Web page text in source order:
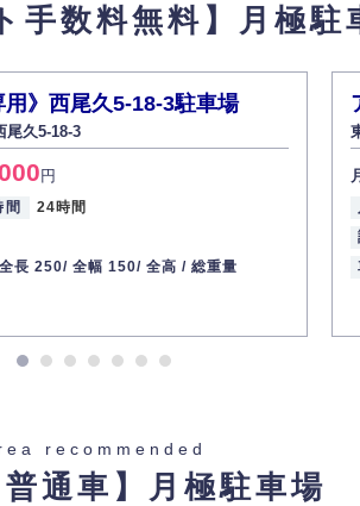
示いたします（ご本人であることが確認できな
がある場合は適切に対応いたします。
切に管理するよう社内教育を実施してまいりま
手数料無料】 月極駐
用》西尾久5-18-3駐車場
尾久5-18-3
円
間
24時間
全長 250/ 全幅 150/ 全高 / 総重量
recommended
通車】 月極駐車場